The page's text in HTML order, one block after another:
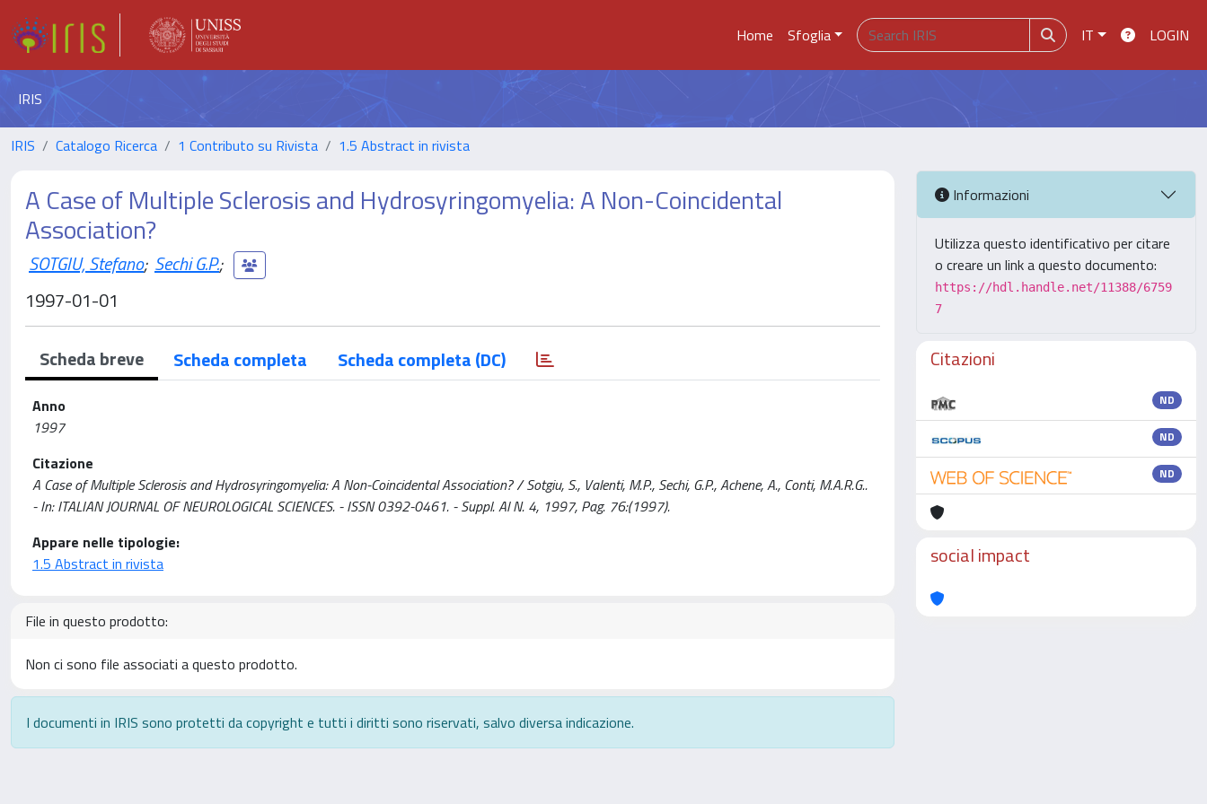
Home Sfoglia IT LOGIN
IRIS
IRIS Catalogo Ricerca 1 Contributo su Rivista 1.5 Abstract in rivista
A Case of Multiple Sclerosis and Hydrosyringomyelia: A Non-Coincidental
Association?
SOTGIU, Stefano; Sechi G.P.;
1997-01-01
Scheda breve Scheda completa Scheda completa (DC)
Anno
1997
Citazione
A Case of Multiple Sclerosis and Hydrosyringomyelia: A Non-Coincidental Association? / Sotgiu, S., Valenti, M.P., Sechi, G.P., Achene, A., Conti, M.A.R.G..
- In: ITALIAN JOURNAL OF NEUROLOGICAL SCIENCES. - ISSN 0392-0461. - Suppl. Al N. 4, 1997, Pag. 76:(1997).
Appare nelle tipologie:
1.5 Abstract in rivista
File in questo prodotto:
Non ci sono file associati a questo prodotto.
I documenti in IRIS sono protetti da copyright e tutti i diritti sono riservati, salvo diversa indicazione.
Informazioni
Utilizza questo identificativo per citare
o creare un link a questo documento:
https://hdl.handle.net/11388/6759
7
Citazioni
ND
ND
ND
social impact